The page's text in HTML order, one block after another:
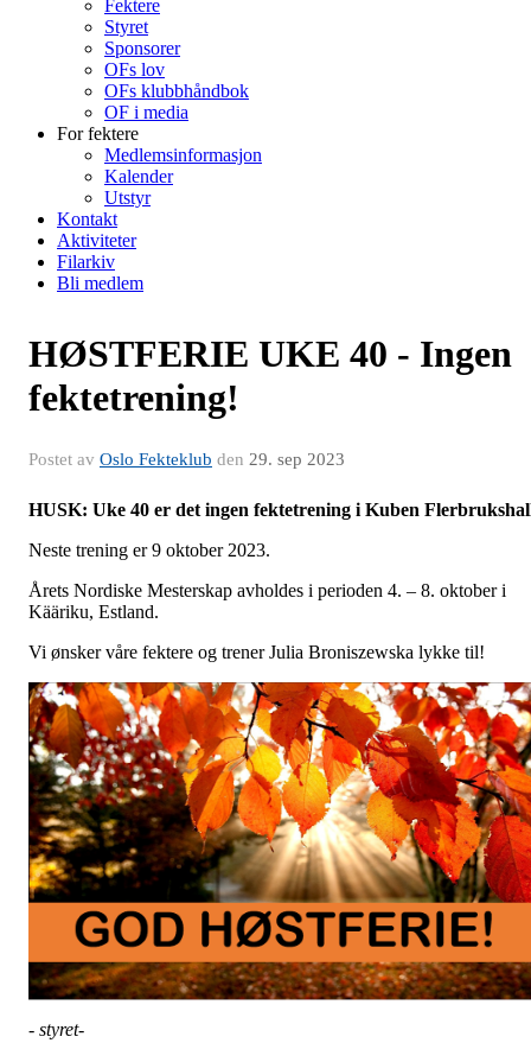
Fektere
Styret
Sponsorer
OFs lov
OFs klubbhåndbok
OF i media
For fektere
Medlemsinformasjon
Kalender
Utstyr
Kontakt
Aktiviteter
Filarkiv
Bli medlem
HØSTFERIE UKE 40 - Ingen
fektetrening!
Postet av Oslo Fekteklub den 29. sep 2023
HUSK: Uke 40 er det ingen fektetrening i Kuben
Neste trening er 9 oktober 2023.
Årets Nordiske Mesterskap avholdes i perioden 4. – 8. oktober i
Kääriku, Estland.
Vi ønsker våre fektere og trener Julia Broniszewska lykke til!
- styret-